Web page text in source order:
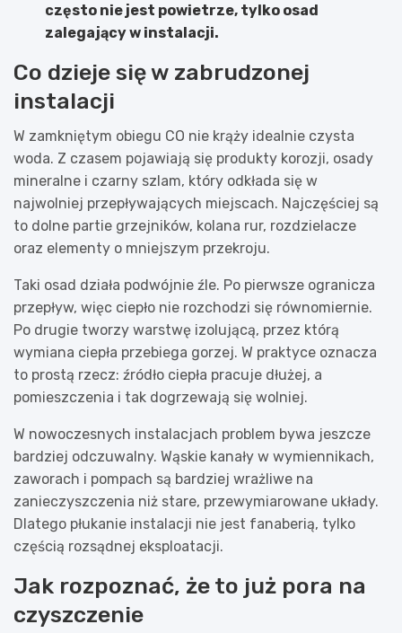
często nie jest powietrze, tylko osad
zalegający w instalacji.
Co dzieje się w zabrudzonej
instalacji
W zamkniętym obiegu CO nie krąży idealnie czysta
woda. Z czasem pojawiają się produkty korozji, osady
mineralne i czarny szlam, który odkłada się w
najwolniej przepływających miejscach. Najczęściej są
to dolne partie grzejników, kolana rur, rozdzielacze
oraz elementy o mniejszym przekroju.
Taki osad działa podwójnie źle. Po pierwsze ogranicza
przepływ, więc ciepło nie rozchodzi się równomiernie.
Po drugie tworzy warstwę izolującą, przez którą
wymiana ciepła przebiega gorzej. W praktyce oznacza
to prostą rzecz: źródło ciepła pracuje dłużej, a
pomieszczenia i tak dogrzewają się wolniej.
W nowoczesnych instalacjach problem bywa jeszcze
bardziej odczuwalny. Wąskie kanały w wymiennikach,
zaworach i pompach są bardziej wrażliwe na
zanieczyszczenia niż stare, przewymiarowane układy.
Dlatego płukanie instalacji nie jest fanaberią, tylko
częścią rozsądnej eksploatacji.
Jak rozpoznać, że to już pora na
czyszczenie